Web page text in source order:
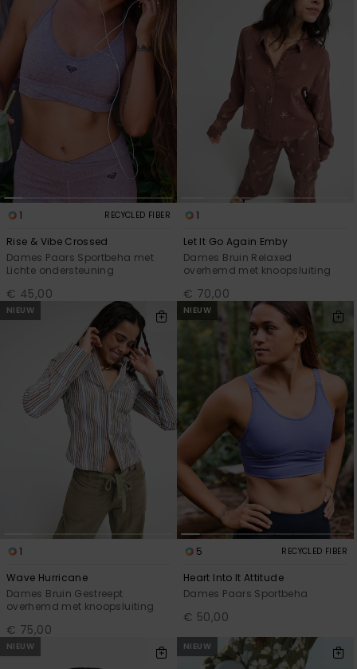
1 RECYCLED FIBER
Rise & Vibe Crossed
Dames Paars Sportbeha met
Lichte ondersteuning
€ 45,00
1
Let It Go Again Emby
Dames Bruin Relaxed
overhemd met knoopsluiting
€ 70,00
NIEUW
1
Wave Hurricane
Dames Bruin Gestreept
overhemd met knoopsluiting
€ 75,00
NIEUW
5 RECYCLED FIBER
Heart Into It Attitude
Dames Paars Sportbeha
€ 50,00
NIEUW NIEUW